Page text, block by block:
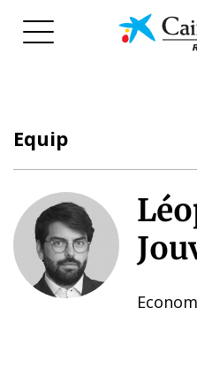
Equip